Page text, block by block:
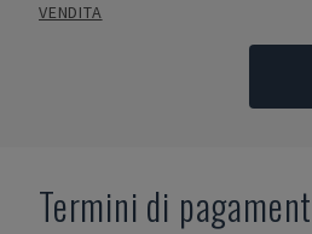
VENDITA
Termini di